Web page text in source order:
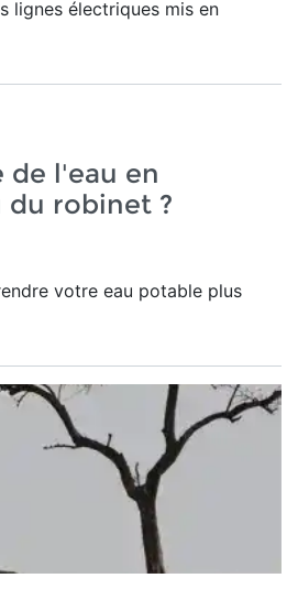
lignes électriques mis en
de l'eau en
robinet ?
votre eau potable plus